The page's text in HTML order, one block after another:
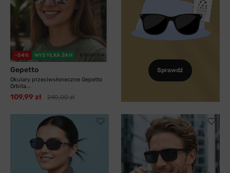
-54% WYSYŁKA 24H 6 kolorów
Gepetto
Okulary przeciwsłoneczne Gepetto
Orbita...
109,99 zł 240,00 zł
Sprawdź